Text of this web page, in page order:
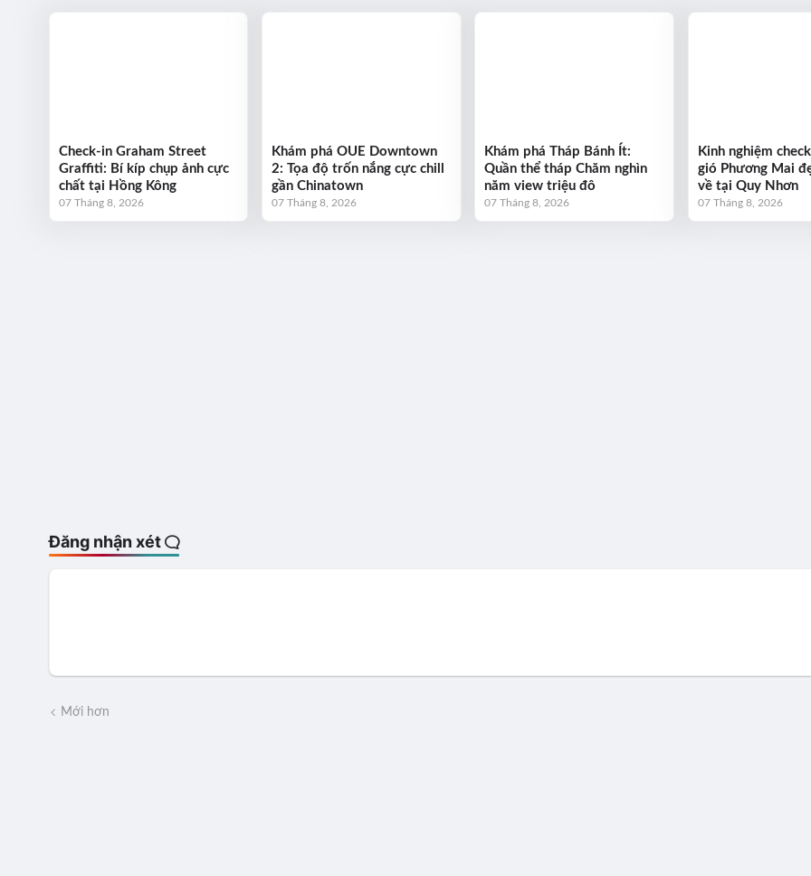
Check-in Graham Street
Graffiti: Bí kíp chụp ảnh cực
chất tại Hồng Kông
07 Tháng 8, 2026
Khám phá OUE Downtown
2: Tọa độ trốn nắng cực chill
gần Chinatown
07 Tháng 8, 2026
Khám phá Tháp Bánh Ít:
Quần thể tháp Chăm nghìn
năm view triệu đô
07 Tháng 8, 2026
Kinh nghiệm
gió Phương Mai
về tại Quy Nhơn
07 Tháng 8, 2026
Đăng nhận xét
Mới hơn